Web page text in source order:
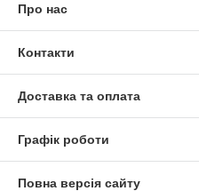
Про нас
Контакти
Доставка та оплата
Графік роботи
Повна версія сайту